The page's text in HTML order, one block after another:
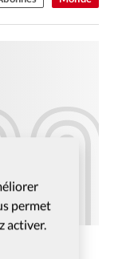
permet
activer.
ta